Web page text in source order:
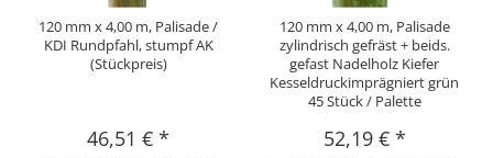
120 mm x 4,00 m, Palisade /
KDI Rundpfahl, stumpf AK
(Stückpreis)
46,51 €*
120 mm x 4,00 m, Palisade
zylindrisch gefräst + beids.
gefast Nadelholz Kiefer
Kesseldruckimprägniert grün
45 Stück / Palette
52,19 € *